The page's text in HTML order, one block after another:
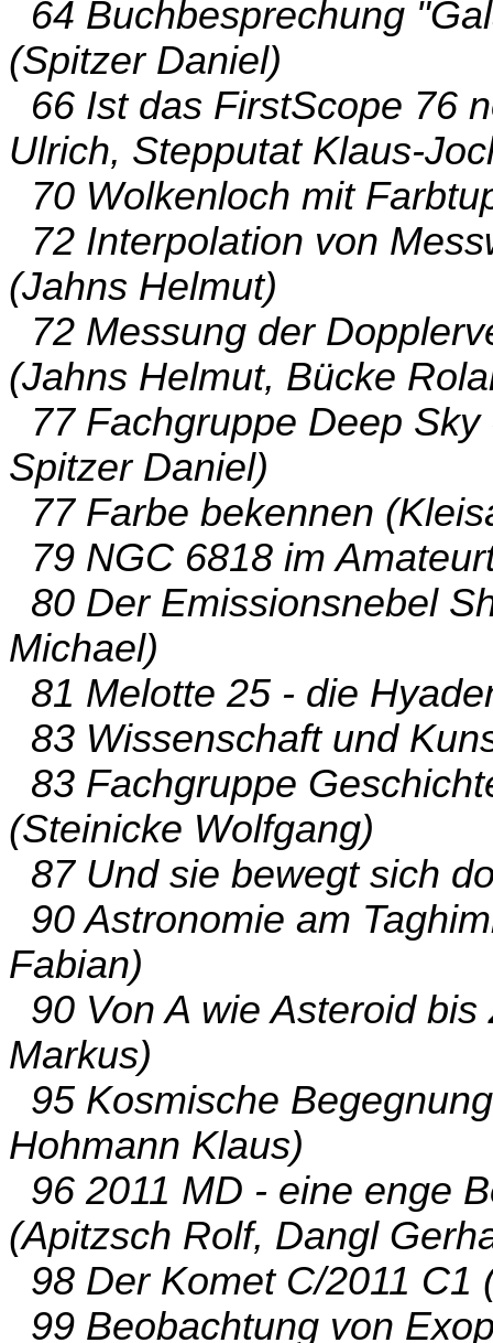
64 Buchbesprechung
(Spitzer Daniel)
66 Ist das FirstScope 76
Ulrich, Stepputat Klaus-
70 Wolkenloch mit
72 Interpolation von
(Jahns Helmut)
72 Messung der
(Jahns Helmut, Bücke
77 Fachgruppe Deep
Spitzer Daniel)
77 Farbe bekennen
79 NGC 6818 im
80 Der Emissionsnebel
Michael)
81 Melotte 25 - die
83 Wissenschaft und
83 Fachgruppe
(Steinicke Wolfgang)
87 Und sie bewegt sich
90 Astronomie am
Fabian)
90 Von A wie Asteroid
Markus)
95 Kosmische
Hohmann Klaus)
96 2011 MD - eine enge
(Apitzsch Rolf, Dangl
98 Der Komet C/2011 C1
99 Beobachtung von